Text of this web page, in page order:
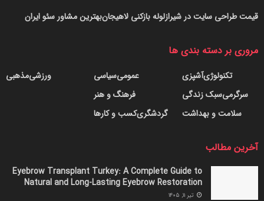
بهترین مشاور سئو ایرانلوله بازکنی لاهیجانقیمت طراحی سایت در شیراز
مروری بر دسته بندی ها
آشپزیتکنولوژی
سبک زندگیسرگرمی
سلامت و بهداشت
سیاسیعمومی
فرهنگ و هنر
کسب و کارهاگردشگری
مذهبیورزشی
آخرین مطالب
Eyebrow Transplant Turkey: A Complete Guide to
Natural and Long-Lasting Eyebrow Restoration
تیر ۱۱, ۱۴۰۵